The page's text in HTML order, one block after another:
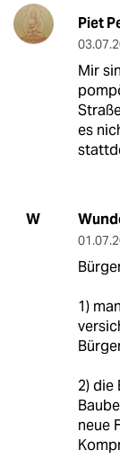
Piet
Mir
es
W
1)
2) die
neue